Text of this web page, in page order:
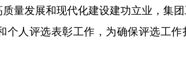
量发展和现代化建设建功立业，集
个人评选表彰工作，为确保评选工